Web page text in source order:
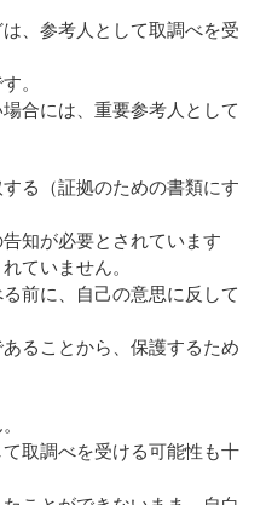
、参考人として取調べを受
。
合には、重要参考人として
る（証拠のための書類にす
知が必要とされています
ていません。
前に、自己の意思に反して
ることから、保護するため
取調べを受ける可能性も十